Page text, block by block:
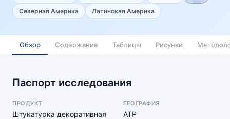
Северная Америка
Латинская Америка
Обзор Содержание Таблицы Рисунки
Паспорт исследования
ПРОДУКТ
Штукатурка декоративная
ГЕОГРАФИЯ
АТР